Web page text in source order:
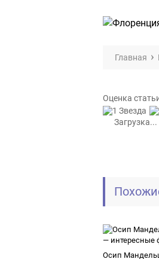
Главная
Оценка
Загрузка...
Осип